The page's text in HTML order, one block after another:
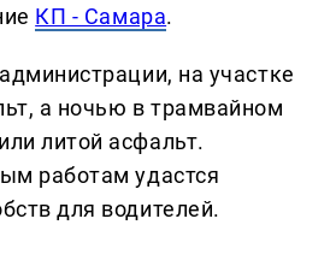
КП - Самара.
на участке
а ночью в трамвайном
литой асфальт.
работам удастся
для водителей.